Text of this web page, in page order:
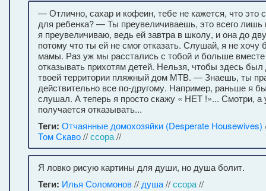
— Отлично, сахар и кофеин, тебе не кажется, что это
для ребенка? — Ты преувеличиваешь, это всего
я преувеличиваю, ведь ей завтра в школу, и она до
потому что ты ей не смог отказать. Слушай, я не хочу
мамы. Раз уж мы расстались с тобой и больше
отказывать прихотям детей. Нельзя, чтобы здесь был
твоей территории пляжный дом МТВ. — Знаешь, ты
действительно все по-другому. Например, раньше я
слушал. А теперь я просто скажу « НЕТ !»... Смотри, а
получается отказывать...
Теги: Отчаянные домохозяйки (Desperate Housewives)
Том Скаво//ссора//
Я ловко рисую картины для души, но душа болит.
Теги: Илья Соломонов// душа//ссора//